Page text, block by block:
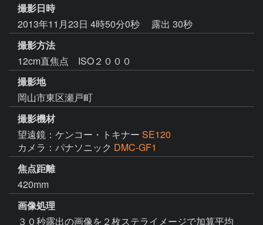
撮影日時
2013年11月23日 4時50分0秒
露出 30秒
撮影方法
12cm直焦点 ISO２０００
撮影地
岡山市東区瀬戸町
撮影機材
望遠鏡：ケンコー・トキナー SE120
カメラ：パナソニック DMC-GF1
焦点距離
420mm
画像処理
３０秒露出の画像を２枚ステライメージで加算平均